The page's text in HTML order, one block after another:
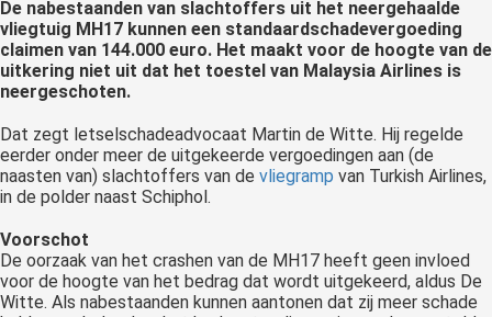
De nabestaanden van slachtoffers uit het neergehaalde
vliegtuig MH17 kunnen een standaardschadevergoeding
claimen van 144.000 euro. Het maakt voor de hoogte van de
uitkering niet uit dat het toestel van Malaysia Airlines is
neergeschoten.
Dat zegt letselschadeadvocaat Martin de Witte. Hij regelde
eerder onder meer de uitgekeerde vergoedingen aan (de
naasten van) slachtoffers van de vliegramp van Turkish Airlines,
in de polder naast Schiphol.
Voorschot
De oorzaak van het crashen van de MH17 heeft geen invloed
voor de hoogte van het bedrag dat wordt uitgekeerd, aldus De
Witte. Als nabestaanden kunnen aantonen dat zij meer schade